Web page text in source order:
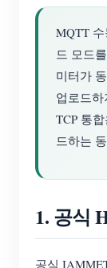
MQTT
드 모드
미터가
업로드
TCP 통
드하는
1. 공식
공식